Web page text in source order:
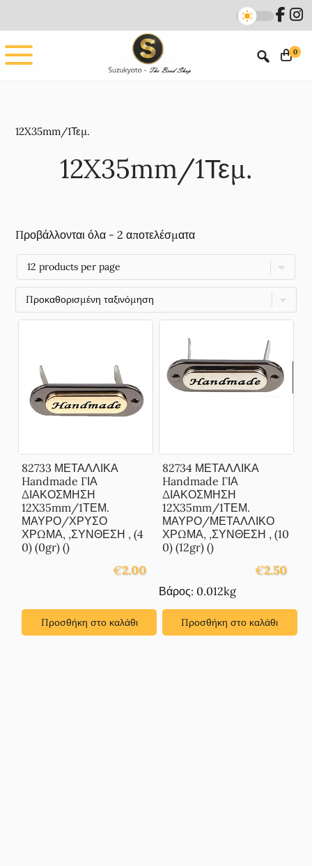
main
content
footer
0
12X35mm/1Τεμ.
12X35mm/1Τεμ.
Προβάλλονται όλα - 2 αποτελέσματα
82733 ΜΕΤΑΛΛΙΚΑ
Handmade ΓΙΑ
ΔΙΑΚΟΣΜΗΣΗ
12X35mm/1ΤΕΜ.
ΜΑΥΡΟ/ΧΡΥΣΟ
ΧΡΩΜΑ, ,ΣΥΝΘΕΣΗ , (4
0) (0gr) ()
€2.00
Προσθήκη στο καλάθι
82734 ΜΕΤΑΛΛΙΚΑ
Handmade ΓΙΑ
ΔΙΑΚΟΣΜΗΣΗ
12X35mm/1ΤΕΜ.
ΜΑΥΡΟ/ΜΕΤΑΛΛΙΚΟ
ΧΡΩΜΑ, ,ΣΥΝΘΕΣΗ , (10
0) (12gr) ()
€2.50
Βάρος: 0.012kg
Προσθήκη στο καλάθι